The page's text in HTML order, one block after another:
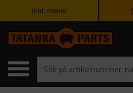
inkl. moms